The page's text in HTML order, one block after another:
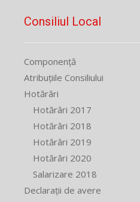
Consiliul Local
Componență
Atribuțiile Consiliului
Hotărâri
Hotărâri 2017
Hotărâri 2018
Hotărâri 2019
Hotărâri 2020
Salarizare 2018
Declarații de avere